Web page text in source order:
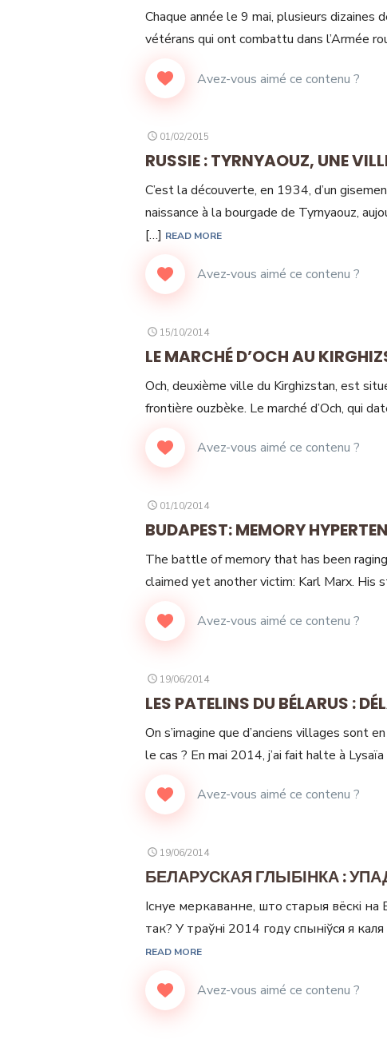
Chaque année le 9 mai, plusieurs
vétérans qui ont combattu dans l’Armée
POSTED
01/02/2015
RUSSIE : TYRNYAOUZ, UNE
C’est la découverte, en 1934, d’un
naissance à la bourgade de Tyrnyaouz,
[…] READ MORE
POSTED
15/10/2014
LE MARCHÉ D’OCH AU
Och, deuxième ville du Kirghizstan, est
frontière ouzbèke. Le marché d’Och, qui
POSTED
01/10/2014
BUDAPEST: MEMORY
The battle of memory that has been
claimed yet another victim: Karl Marx. His
POSTED
19/06/2014
LES PATELINS DU BÉLARUS :
On s’imagine que d’anciens villages sont
le cas ? En mai 2014, j’ai fait halte à
POSTED
19/06/2014
БЕЛАРУСКАЯ ГЛЫБІНКА :
Існуе меркаванне, што старыя вёскі
так? У траўнi 2014 году спыніўся я
READ MORE